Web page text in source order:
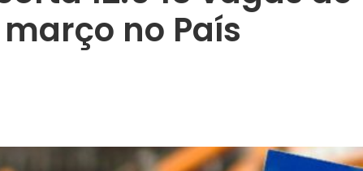
no País